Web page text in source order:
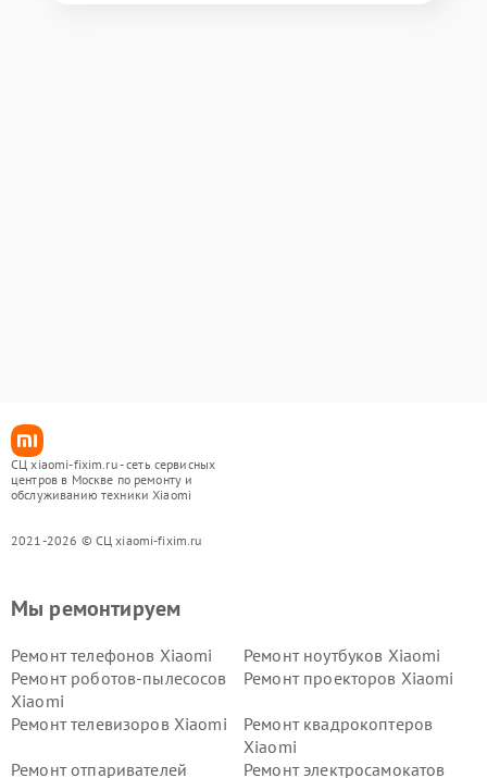
СЦ xiaomi-fixim.ru - сеть сервисных
центров в Москве по ремонту и
обслуживанию техники Xiaomi
2021-2026 © СЦ xiaomi-fixim.ru
Мы ремонтируем
Ремонт телефонов Xiaomi
Ремонт ноутбуков Xiaomi
Ремонт роботов-пылесосов
Xiaomi
Ремонт проекторов Xiaomi
Ремонт телевизоров Xiaomi
Ремонт квадрокоптеров
Xiaomi
Ремонт отпаривателей
Ремонт электросамокатов